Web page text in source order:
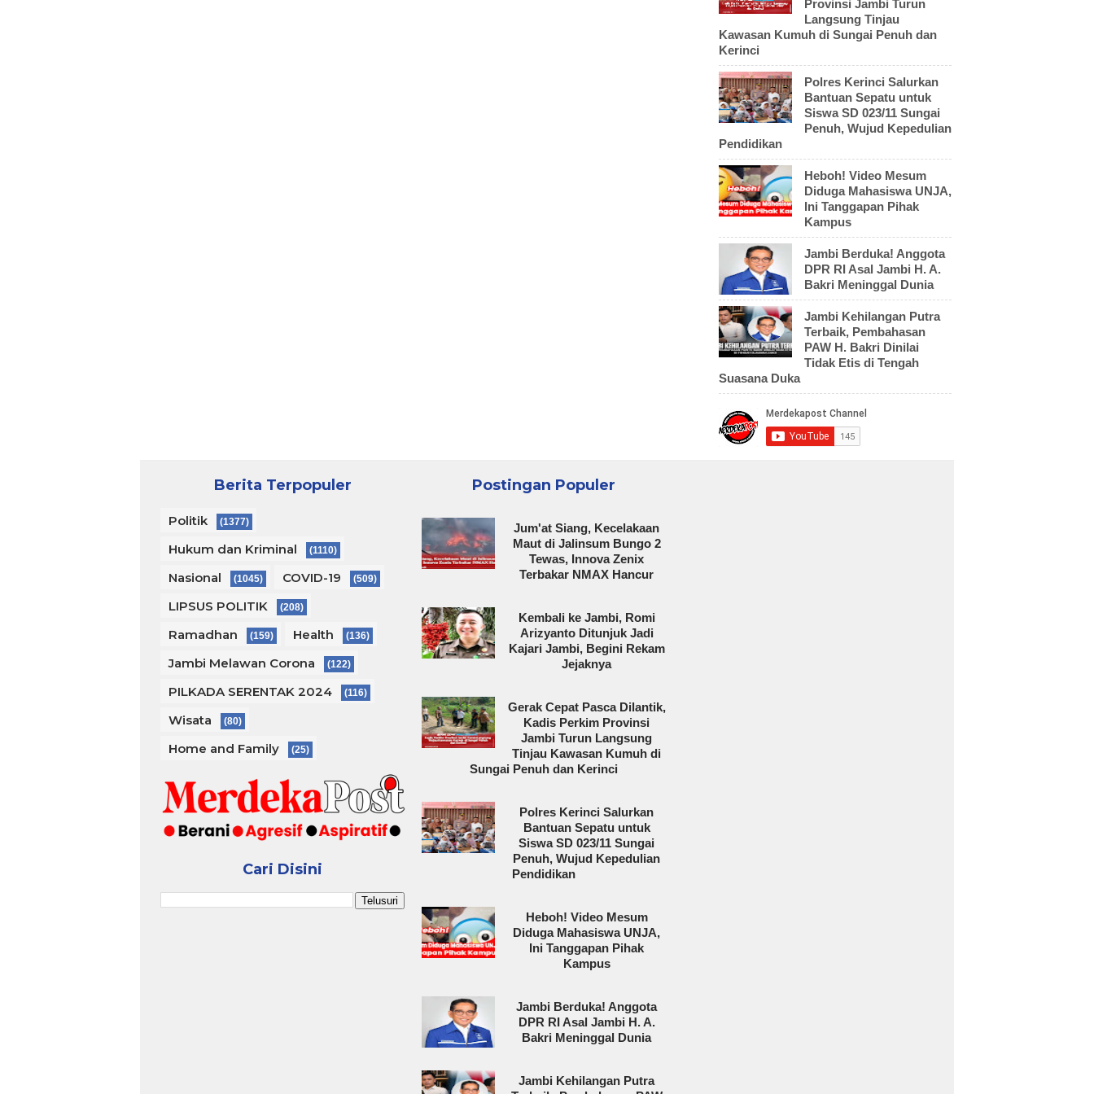
Provinsi Jambi Turun
Langsung Tinjau
Kawasan Kumuh di Sungai Penuh dan
Kerinci
Polres Kerinci Salurkan
Bantuan Sepatu untuk
Siswa SD 023/11 Sungai
Penuh, Wujud Kepedulian
Pendidikan
Heboh! Video Mesum
Diduga Mahasiswa UNJA,
Ini Tanggapan Pihak
Kampus
Jambi Berduka! Anggota
DPR RI Asal Jambi H. A.
Bakri Meninggal Dunia
Jambi Kehilangan Putra
Terbaik, Pembahasan
PAW H. Bakri Dinilai
Tidak Etis di Tengah
Suasana Duka
Berita Terpopuler
Politik (1377)
Hukum dan Kriminal (1110)
Nasional (1045) COVID-19 (509)
LIPSUS POLITIK (208)
Ramadhan (159) Health (136)
Jambi Melawan Corona (122)
PILKADA SERENTAK 2024 (116)
Wisata (80)
Home and Family (25)
Cari Disini
Postingan Populer
Jum'at Siang, Kecelakaan
Maut di Jalinsum Bungo 2
Tewas, Innova Zenix
Terbakar NMAX Hancur
Kembali ke Jambi, Romi
Arizyanto Ditunjuk Jadi
Kajari Jambi, Begini Rekam
Jejaknya
Gerak Cepat Pasca Dilantik,
Kadis Perkim Provinsi
Jambi Turun Langsung
Tinjau Kawasan Kumuh di
Sungai Penuh dan Kerinci
Polres Kerinci Salurkan
Bantuan Sepatu untuk
Siswa SD 023/11 Sungai
Penuh, Wujud Kepedulian
Pendidikan
Heboh! Video Mesum
Diduga Mahasiswa UNJA,
Ini Tanggapan Pihak
Kampus
Jambi Berduka! Anggota
DPR RI Asal Jambi H. A.
Bakri Meninggal Dunia
Jambi Kehilangan Putra